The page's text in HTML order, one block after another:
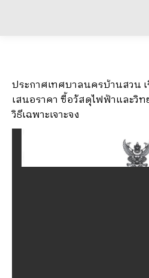
ประกาศเทศบาลนครบ้านสวน
เสนอราคา ซื้อวัสดุไฟฟ้าและวิท
วิธีเฉพาะเจาะจง